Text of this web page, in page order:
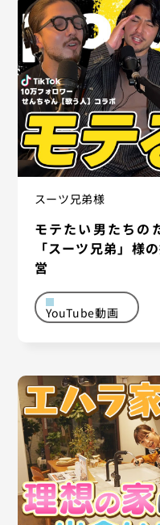
スーツ兄弟様
モテたい男たちの
「スーツ兄弟」様
営
YouTube動画